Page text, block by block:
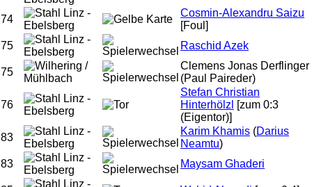
74
Cosmin-Alexandru Saizu
[Foul]
75
Raschid Azek
75
Clemens Jonas Derflinger
(Paul Paireder)
76
Stefan Christian
Hinterhölzl
[zum 0:3
(Eigentor)]
83
Karim Khamis (Darius
Neamtu)
83
Maysam Ghaderi